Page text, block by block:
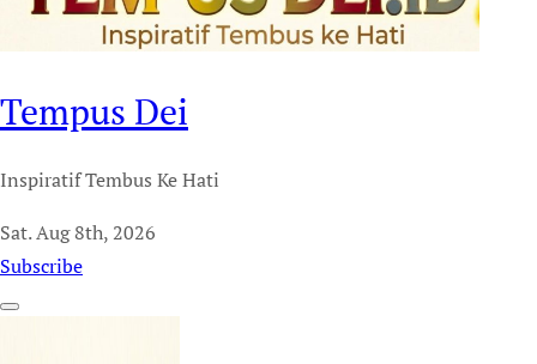
Tempus Dei
Inspiratif Tembus Ke Hati
Sat. Aug 8th, 2026
Subscribe